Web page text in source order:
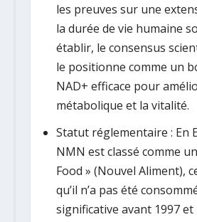
les preuves sur une
la durée de vie humaine
établir, le consensus
le positionne comme un
NAD+ efficace pour
métabolique et la vitalité.
Statut réglementaire : En
NMN est classé comme
Food » (Nouvel Aliment),
qu’il n’a pas été
significative avant 1997 et